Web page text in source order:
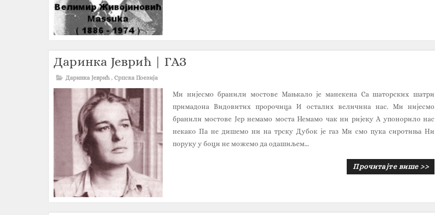
Даринка Јеврић | ГАЗ
Даринка Јеврић , Српска Поезија
Ми нијесмо бранили мостове Мањкало је манекена Са шаторских шатри
примадона Видовитих пророчица И осталих величина нас. Ми нијесмо
бранили мостове Јер немамо моста Немамо чак ни ријеку А упонорило нас
некако Па не дишемо ни на трску Дубок је газ Ми смо пука сиротиња Ни
поруку у боци не можемо да одашиљем...
Прочитајте више >>